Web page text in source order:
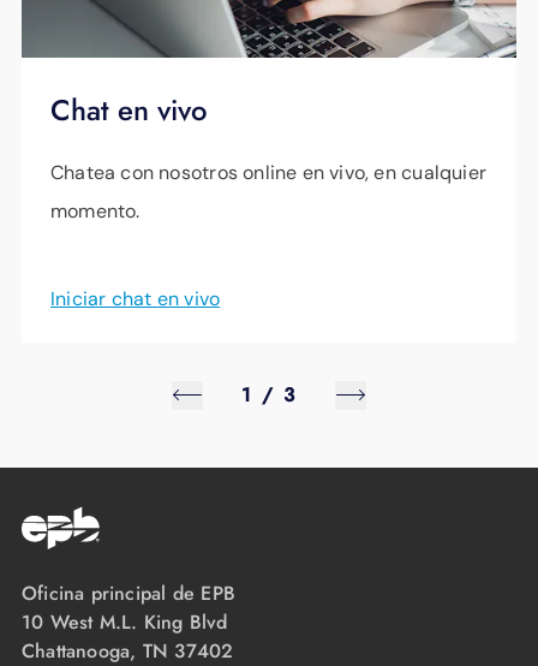
Chat en vivo
Chatea con nosotros online en vivo, en cualquier
momento.
Iniciar chat en vivo
1 / 3
Oficina principal de EPB
10 West M.L. King Blvd
Chattanooga, TN 37402